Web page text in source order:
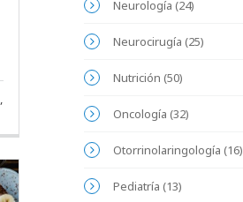
Neurología (24)
Neurocirugía (25)
Nutrición (50)
Oncología (32)
Otorrinolaringología (16)
Pediatría (13)